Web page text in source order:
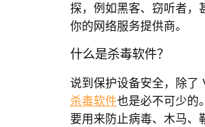
探，例如黑客、窃听者，
你的网络服务提供商。
什么是杀毒软件？
说到保护设备安全，除了
杀毒软件也是必不可少的
要用来防止病毒、木马、